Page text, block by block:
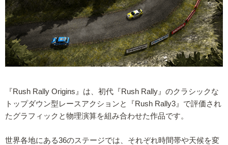
『Rush Rally Origins』は、初代『Rush Rally』のクラシックな
トップダウン型レースアクションと『Rush Rally3』で評価され
たグラフィックと物理演算を組み合わせた作品です。
世界各地にある36のステージでは、それぞれ時間帯や天候を変